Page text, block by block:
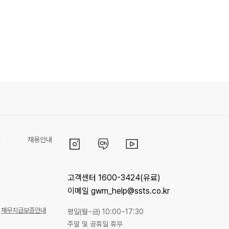
채용안내
채무지급보증안내
고객센터 1600-3424(유료)
이메일 gwm_help@ssts.co.kr
평일(월~금) 10:00~17:30
주말 및 공휴일 휴무